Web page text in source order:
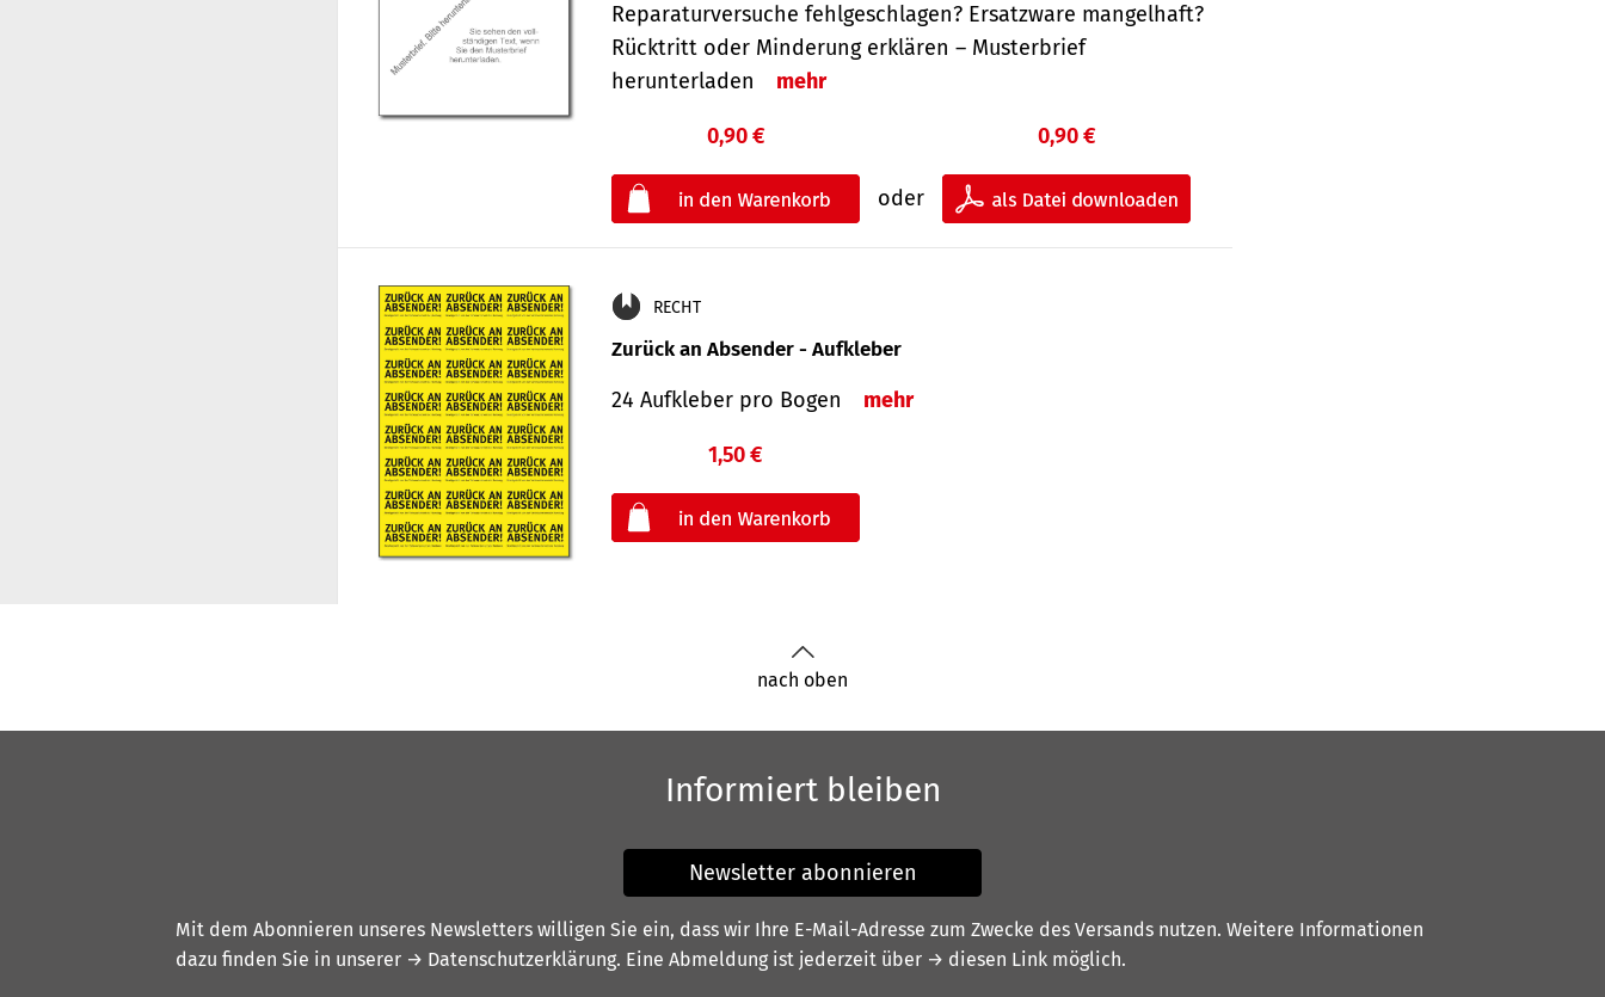
Reparaturversuche fehlgeschlagen? Ersatzware mangelhaft?
Rücktritt oder Minderung erklären – Musterbrief
herunterladen
mehr
0,90 €
oder
0,90 €
RECHT
Zurück an Absender - Aufkleber
24 Aufkleber pro Bogen mehr
1,50 €
nach oben
Informiert bleiben
Newsletter abonnieren
Mit dem Abonnieren unseres Newsletters willigen Sie ein, dass wir Ihre E-Mail-Adresse zum Zwecke des Versands nutzen. Weitere Informationen
dazu finden Sie in unserer → Datenschutzerklärung. Eine Abmeldung ist jederzeit über → diesen Link möglich.